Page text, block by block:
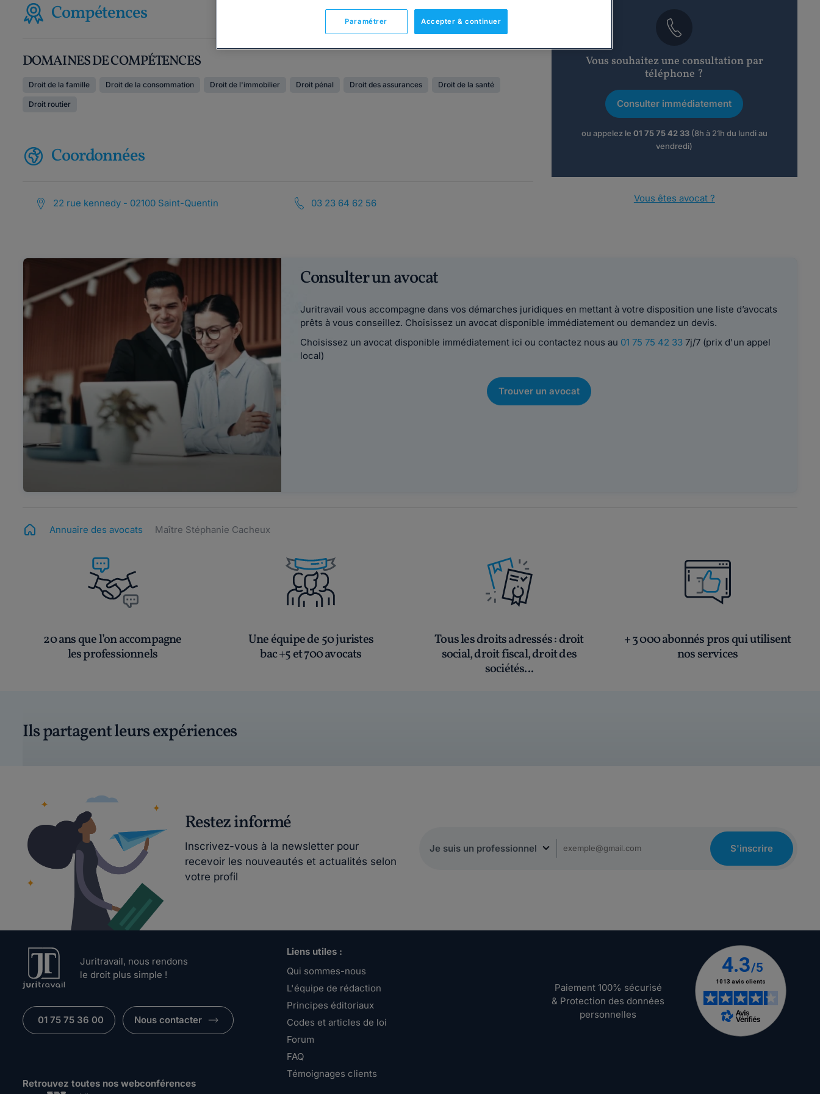
Compétences
DOMAINES DE COMPÉTENCES
Droit de la famille Droit de la consommation Droit de l'immobilier Droit pénal Droit des assurances Droit de la santé
Droit routier
Coordonnées
22 rue kennedy - 02100 Saint-Quentin 03 23 64 62 56
Vous souhaitez une consultation par
téléphone ?
Consulter immédiatement
ou appelez le 01 75 75 42 33(8h à 21h du lundi au
vendredi)
Vous êtes avocat ?
Consulter un avocat
Juritravail vous accompagne dans vos démarches juridiques en mettant à votre disposition une liste d’avocats
prêts à vous conseillez. Choisissez un avocat disponible immédiatement ou demandez un devis.
Choisissez un avocat disponible immédiatement ici ou contactez nous au 01 75 75 42 337j/7 (prix d'un appel
local)
Trouver un avocat
Annuaire des avocats Maître Stéphanie Cacheux
20 ans que l’on accompagne
les professionnels
Une équipe de 50 juristes
bac +5 et 700 avocats
Tous les droits adressés: droit
social, droit fiscal, droit des
sociétés...
+ 3 000 abonnés pros qui utilisent
nos services
Ils partagent leurs expériences
Restez informé
Inscrivez-vous à la newsletter pour
recevoir les nouveautés et actualités selon
votre profil
S'inscrire
Juritravail, nous rendons
le droit plus simple !
01 75 75 36 00 Nous contacter
Retrouvez toutes nos webconférences
Liens utiles :
Qui sommes-nous
L'équipe de rédaction
Principes éditoriaux
Codes et articles de loi
Forum
FAQ
Témoignages clients
Paiement 100% sécurisé
& Protection des données
personnelles
Accepter & continuer
Paramétrer